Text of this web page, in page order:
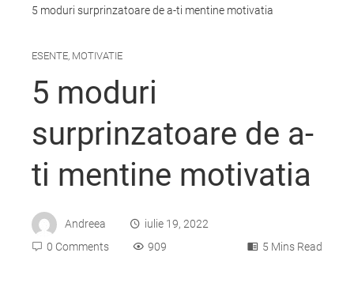
5 moduri surprinzatoare de a-ti mentine motivatia
ESENTE, MOTIVATIE
5 moduri
surprinzatoare de a-
ti mentine motivatia
Andreea
iulie 19, 2022
0 Comments
909 5 Mins Read